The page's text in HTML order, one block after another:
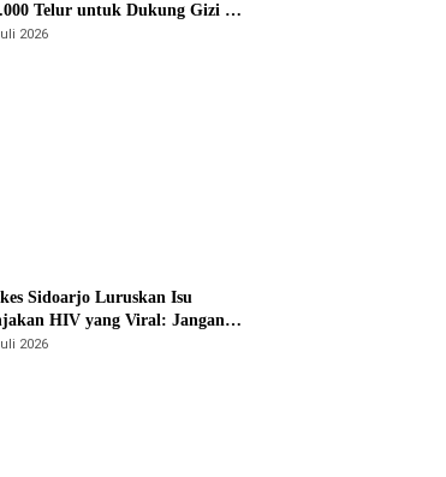
Telur untuk Dukung Gizi 875
di 26 Kabupaten/Kota
2026
Sidoarjo Luruskan Isu
HIV yang Viral: Jangan
Spekulasi, Penanganan
2026